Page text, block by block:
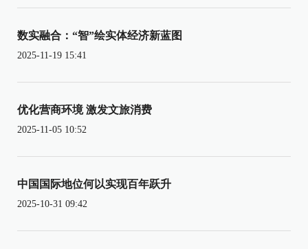
数实融合：“智”绘实体经济新蓝图
2025-11-19 15:41
优化营商环境 激发文旅消费
2025-11-05 10:52
中国国际地位何以实现百年跃升
2025-10-31 09:42